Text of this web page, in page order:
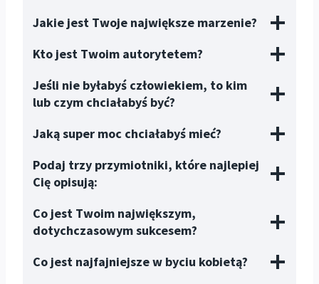
Jakie jest Twoje największe marzenie?
Kto jest Twoim autorytetem?
Jeśli nie byłabyś człowiekiem, to kim
lub czym chciałabyś być?
Jaką super moc chciałabyś mieć?
Podaj trzy przymiotniki, które najlepiej
Cię opisują:
Co jest Twoim największym,
dotychczasowym sukcesem?
Co jest najfajniejsze w byciu kobietą?